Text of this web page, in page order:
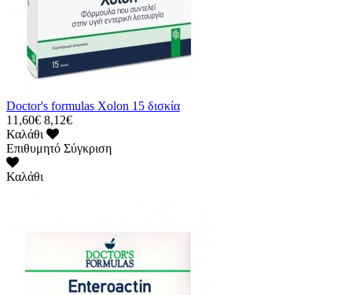
Doctor's formulas Xolon 15 δισκία
11,60€ 8,12€
Καλάθι
Επιθυμητό Σύγκριση
Καλάθι